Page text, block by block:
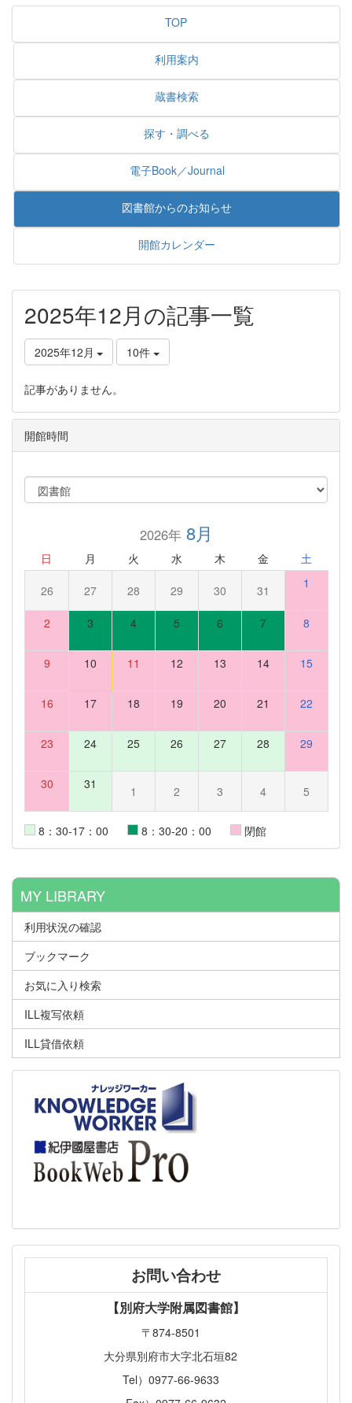
TOP
利用案内
蔵書検索
探す・調べる
電子Book／Journal
図書館からのお知らせ
開館カレンダー
2025年12月の記事一覧
2025年12月 10件
記事がありません。
開館時間
2026年8月
日 月 火 水 木 金 土
26 27 28 29 30 31 1
2 3 4 5 6 7 8
9 10 11 12 13 14 15
16 17 18 19 20 21 22
23 24 25 26 27 28 29
30 31 1 2 3 4 5
8：30-17：00 8：30-20：00 閉館
MY LIBRARY
利用状況の確認
ブックマーク
お気に入り検索
ILL複写依頼
ILL貸借依頼
お問い合わせ
【別府大学附属図書館】
〒874-8501
大分県別府市大字北石垣82
Tel）0977-66-9633